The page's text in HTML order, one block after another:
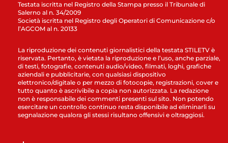
Testata iscritta nel Registro della Stampa presso il Tribunale di
Salerno al n. 34/2009
Società iscritta nel Registro degli Operatori di Comunicazione c/o
l’AGCOM al n. 20133
La riproduzione dei contenuti giornalistici della testata STILETV è
riservata. Pertanto, è vietata la riproduzione e l’uso, anche parziale,
di testi, fotografie, contenuti audio/video, filmati, loghi, grafiche
aziendali e pubblicitarie, con qualsiasi dispositivo
elettronico/digitale o per mezzo di fotocopie, registrazioni, cover e
tutto quanto è ascrivibile a copia non autorizzata. La redazione
non è responsabile dei commenti presenti sul sito. Non potendo
esercitare un controllo continuo resta disponibile ad eliminarli su
segnalazione qualora gli stessi risultano offensivi e oltraggiosi.